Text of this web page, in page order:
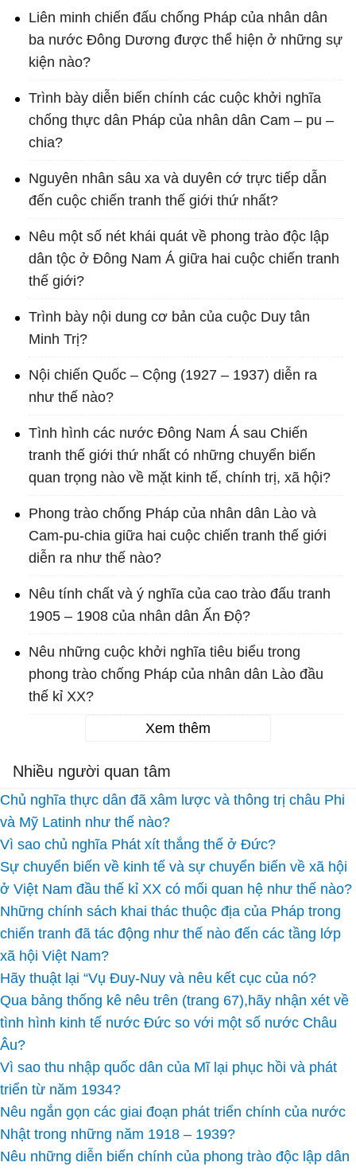
Liên minh chiến đấu chống Pháp của nhân dân
ba nước Đông Dương được thể hiện ở những sự
kiện nào?
Trình bày diễn biến chính các cuộc khởi nghĩa
chống thực dân Pháp của nhân dân Cam – pu –
chia?
Nguyên nhân sâu xa và duyên cớ trực tiếp dẫn
đến cuộc chiến tranh thế giới thứ nhất?
Nêu một số nét khái quát về phong trào độc lập
dân tộc ở Đông Nam Á giữa hai cuộc chiến tranh
thế giới?
Trình bày nội dung cơ bản của cuộc Duy tân
Minh Trị?
Nội chiến Quốc – Cộng (1927 – 1937) diễn ra
như thế nào?
Tình hình các nước Đông Nam Á sau Chiến
tranh thế giới thứ nhất có những chuyển biến
quan trọng nào về mặt kinh tế, chính trị, xã hội?
Phong trào chống Pháp của nhân dân Lào và
Cam-pu-chia giữa hai cuộc chiến tranh thế giới
diễn ra như thế nào?
Nêu tính chất và ý nghĩa của cao trào đấu tranh
1905 – 1908 của nhân dân Ấn Độ?
Nêu những cuộc khởi nghĩa tiêu biểu trong
phong trào chống Pháp của nhân dân Lào đầu
thế kỉ XX?
Xem thêm
Nhiều người quan tâm
Chủ nghĩa thực dân đã xâm lược và thông trị châu Phi
và Mỹ Latinh như thế nào?
Vì sao chủ nghĩa Phát xít thắng thế ở Đức?
Sự chuyển biến về kinh tế và sự chuyển biến về xã hội
ở Việt Nam đầu thế kỉ XX có mối quan hệ như thế nào?
Những chính sách khai thác thuộc địa của Pháp trong
chiến tranh đã tác động như thế nào đến các tầng lớp
xã hội Việt Nam?
Hãy thuật lại “Vụ Đuy-Nuy và nêu kết cục của nó?
Qua bảng thống kê nêu trên (trang 67),hãy nhận xét về
tình hình kinh tế nước Đức so với một số nước Châu
Âu?
Vì sao thu nhập quốc dân của Mĩ lại phục hồi và phát
triển từ năm 1934?
Nêu ngắn gọn các giai đoạn phát triển chính của nước
Nhật trong những năm 1918 – 1939?
Nêu những diễn biến chính của phong trào độc lập dân